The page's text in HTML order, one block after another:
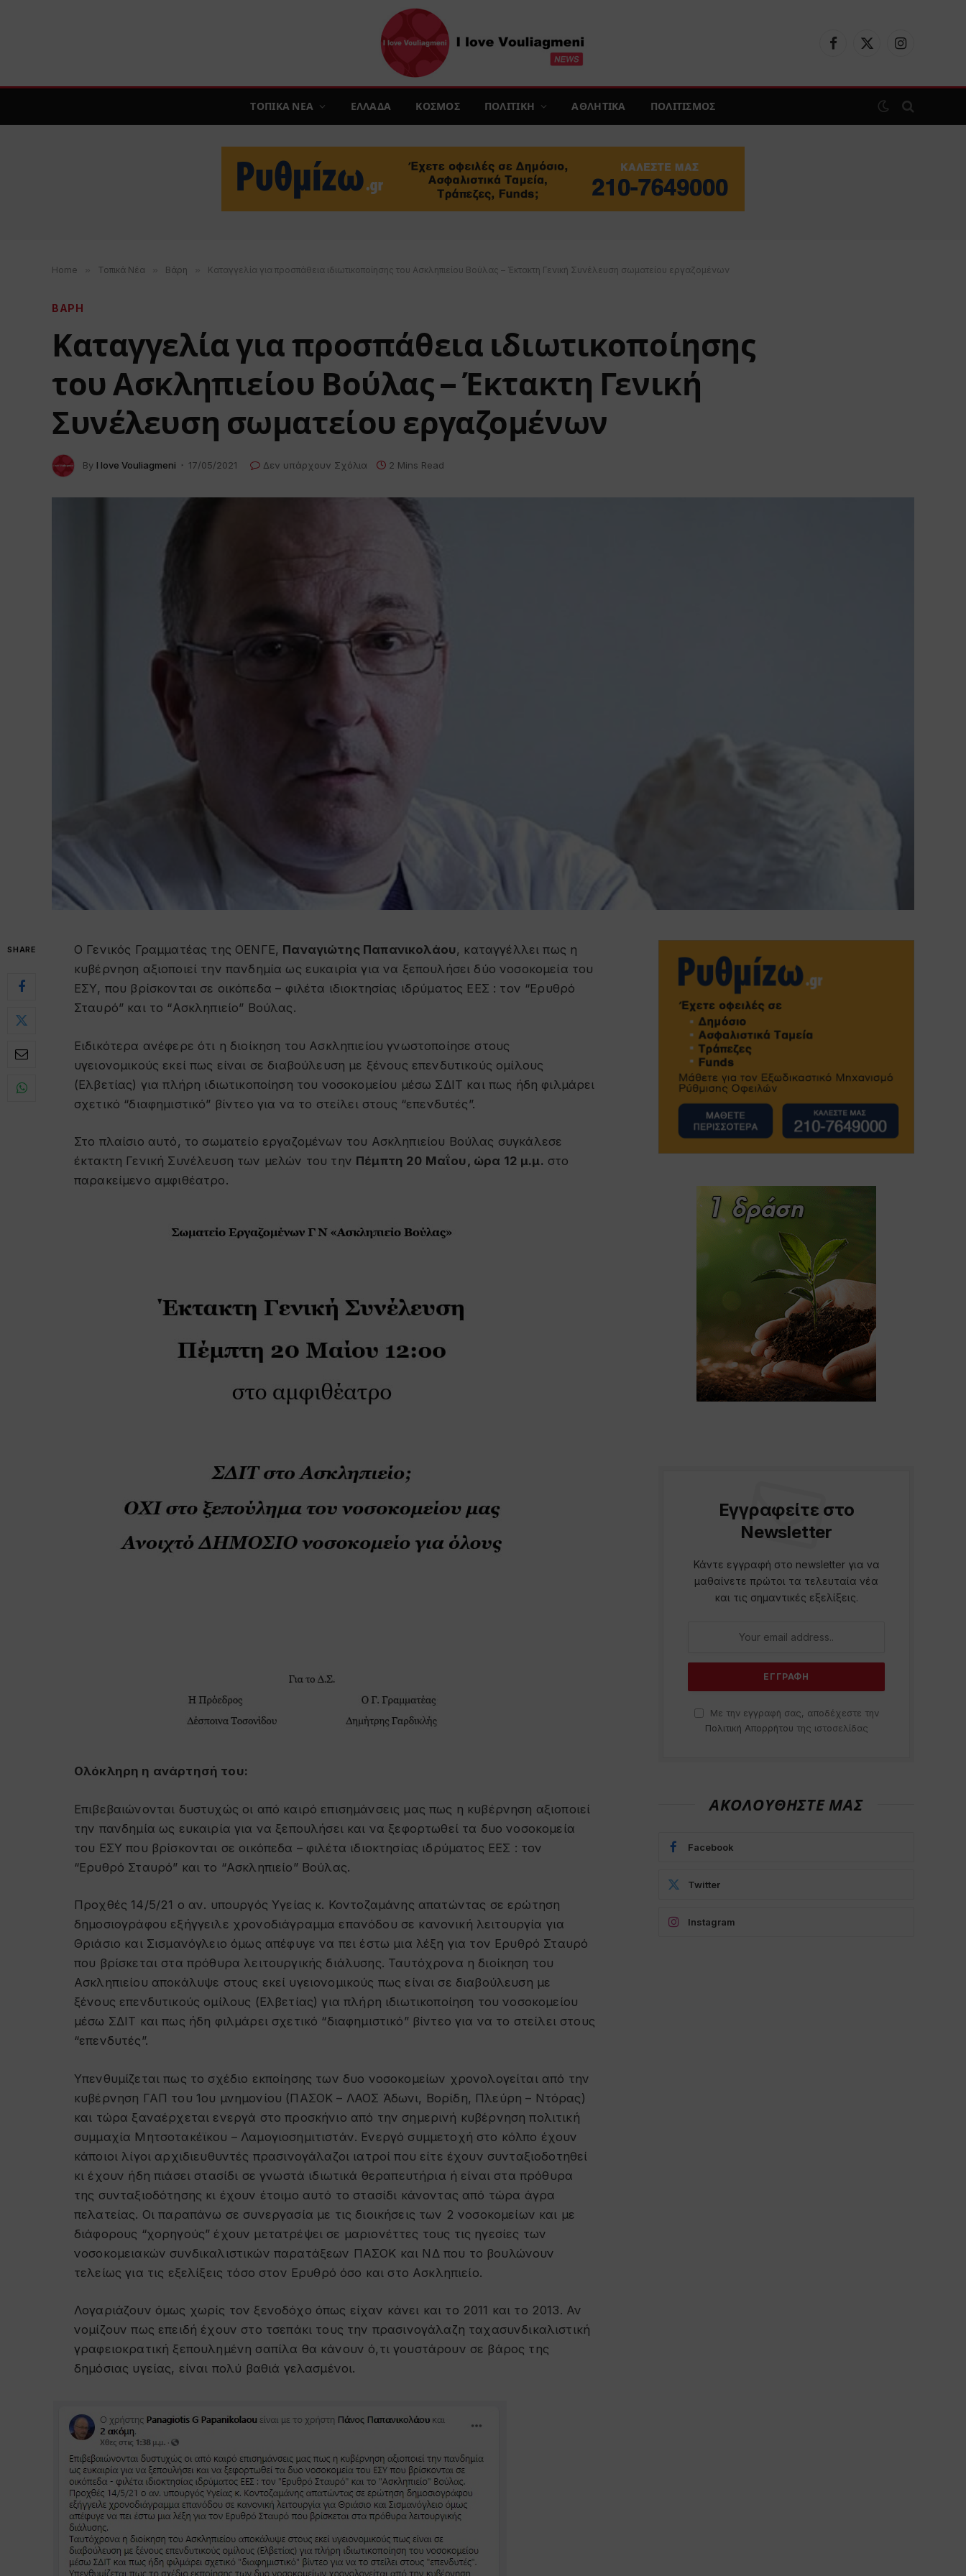
Facebook
X
Instagram
ΤΟΠΙΚΑ ΝΕΑ ΕΛΛΑΔΑ ΚΟΣΜΟΣ ΠΟΛΙΤΙΚΗ ΑΘΛΗΤΙΚΑ ΠΟΛΙΤΙΣΜΟΣ
Home » Τοπικά Νέα » Βάρη » Καταγγελία για προσπάθεια ιδιωτικοποίησης του Ασκληπιείου Βούλας – Έκτακτη Γενική Συνέλευση σωματείου εργαζομένων
ΒΑΡΗ
Καταγγελία για προσπάθεια ιδιωτικοποίησης
του Ασκληπιείου Βούλας – Έκτακτη Γενική
Συνέλευση σωματείου εργαζομένων
By I love Vouliagmeni 17/05/2021 Δεν υπάρχουν Σχόλια 2 Mins Read
SHARE Ο Γενικός Γραμματέας της ΟΕΝΓΕ, Παναγιώτης Παπανικολάου, καταγγέλλει πως η
κυβέρνηση αξιοποιεί την πανδημία ως ευκαιρία για να ξεπουλήσει δύο νοσοκομεία του
ΕΣΥ, που βρίσκονται σε οικόπεδα – φιλέτα ιδιοκτησίας ιδρύματος ΕΕΣ : τον “Ερυθρό
Σταυρό” και το “Ασκληπιείο” Βούλας.
Ειδικότερα ανέφερε ότι η διοίκηση του Ασκληπιείου γνωστοποίησε στους
υγειονομικούς εκεί πως είναι σε διαβούλευση με ξένους επενδυτικούς ομίλους
(Ελβετίας) για πλήρη ιδιωτικοποίηση του νοσοκομείου μέσω ΣΔΙΤ και πως ήδη φιλμάρει
σχετικό “διαφημιστικό” βίντεο για να το στείλει στους “επενδυτές”.
Στο πλαίσιο αυτό, το σωματείο εργαζομένων του Ασκληπιείου Βούλας συγκάλεσε
έκτακτη Γενική Συνέλευση των μελών του την Πέμπτη 20 Μαΐου, ώρα 12 μ.μ. στο
παρακείμενο αμφιθέατρο.
Ολόκληρη η ανάρτησή του:
Επιβεβαιώνονται δυστυχώς οι από καιρό επισημάνσεις μας πως η κυβέρνηση αξιοποιεί
την πανδημία ως ευκαιρία για να ξεπουλήσει και να ξεφορτωθεί τα δυο νοσοκομεία
του ΕΣΥ που βρίσκονται σε οικόπεδα – φιλέτα ιδιοκτησίας ιδρύματος ΕΕΣ : τον
“Ερυθρό Σταυρό” και το “Ασκληπιείο” Βούλας.
Προχθές 14/5/21 ο αν. υπουργός Υγείας κ. Κοντοζαμάνης απατώντας σε ερώτηση
δημοσιογράφου εξήγγειλε χρονοδιάγραμμα επανόδου σε κανονική λειτουργία για
Θριάσιο και Σισμανόγλειο όμως απέφυγε να πει έστω μια λέξη για τον Ερυθρό Σταυρό
που βρίσκεται στα πρόθυρα λειτουργικής διάλυσης. Ταυτόχρονα η διοίκηση του
Ασκληπιείου αποκάλυψε στους εκεί υγειονομικούς πως είναι σε διαβούλευση με
ξένους επενδυτικούς ομίλους (Ελβετίας) για πλήρη ιδιωτικοποίηση του νοσοκομείου
μέσω ΣΔΙΤ και πως ήδη φιλμάρει σχετικό “διαφημιστικό” βίντεο για να το στείλει στους
“επενδυτές”.
Υπενθυμίζεται πως το σχέδιο εκποίησης των δυο νοσοκομείων χρονολογείται από την
κυβέρνηση ΓΑΠ του 1ου μνημονίου (ΠΑΣΟΚ – ΛΑΟΣ Άδωνι, Βορίδη, Πλεύρη – Ντόρας)
και τώρα ξαναέρχεται ενεργά στο προσκήνιο από την σημερινή κυβέρνηση πολιτική
συμμαχία Μητσοτακέϊκου – Λαμογιοσημιτιστάν. Ενεργό συμμετοχή στο κόλπο έχουν
κάποιοι λίγοι αρχιδιευθυντές πρασινογάλαζοι ιατροί που είτε έχουν συνταξιοδοτηθεί
κι έχουν ήδη πιάσει στασίδι σε γνωστά ιδιωτικά θεραπευτήρια ή είναι στα πρόθυρα
της συνταξιοδότησης κι έχουν έτοιμο αυτό το στασίδι κάνοντας από τώρα άγρα
πελατείας. Οι παραπάνω σε συνεργασία με τις διοικήσεις των 2 νοσοκομείων και με
διάφορους “χορηγούς” έχουν μετατρέψει σε μαριονέττες τους τις ηγεσίες των
νοσοκομειακών συνδικαλιστικών παρατάξεων ΠΑΣΟΚ και ΝΔ που το βουλώνουν
τελείως για τις εξελίξεις τόσο στον Ερυθρό όσο και στο Ασκληπιείο.
Λογαριάζουν όμως χωρίς τον ξενοδόχο όπως είχαν κάνει και το 2011 και το 2013. Αν
νομίζουν πως επειδή έχουν στο τσεπάκι τους την πρασινογάλαζη ταχασυνδικαλιστική
γραφειοκρατική ξεπουλημένη σαπίλα θα κάνουν ό,τι γουστάρουν σε βάρος της
δημόσιας υγείας, είναι πολύ βαθιά γελασμένοι.
Εγγραφείτε στο
Newsletter
Κάντε εγγραφή στο newsletter για να
μαθαίνετε πρώτοι τα τελευταία νέα
και τις σημαντικές εξελίξεις.
Με την εγγραφή σας, αποδέχεστε την
Πολιτική Απορρήτου της ιστοσελίδας
ΑΚΟΛΟΥΘΗΣΤΕ ΜΑΣ
Facebook
Twitter
Instagram